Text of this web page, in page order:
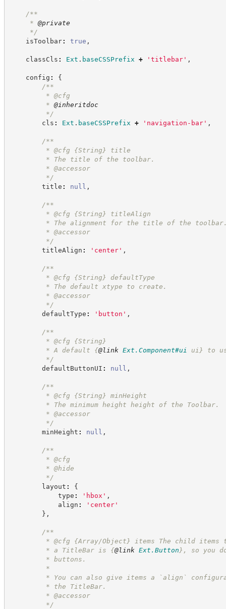
/**
* @private
*/
isToolbar: true ,
classCls : Ext . baseCSSPrefix + ' titlebar' ,
config :
{
/**
* @cfg
* @inheritdoc
*/
cls : Ext . baseCSSPrefix + ' navigation-bar' ,
/**
* @cfg {String}
title
* The title of the toolbar.
* @accessor
*/
title : null ,
/**
* @cfg {String}
titleAlign
* The alignment for the title of the
* @accessor
*/
titleAlign : ' center' ,
/**
* @cfg {String}
defaultType
* The default xtype to create.
* @accessor
*/
defaultType : ' button ' ,
/**
* @cfg {String}
* A default {@link Ext.Component#ui ui} to
*/
defaultButtonUI : null ,
/**
* @cfg {String}
minHeight
* The minimum height height of the Toolbar.
* @accessor
*/
minHeight : null ,
/**
* @cfg
* @hide
*/
layout :
{
type : ' hbox ' ,
align : ' center'
} ,
/**
* @cfg {Array/Object} items The child items
* a TitleBar is {@link Ext.Button } , so you
* buttons.
*
* You can also give items a `align`
* the TitleBar.
* @accessor
*/